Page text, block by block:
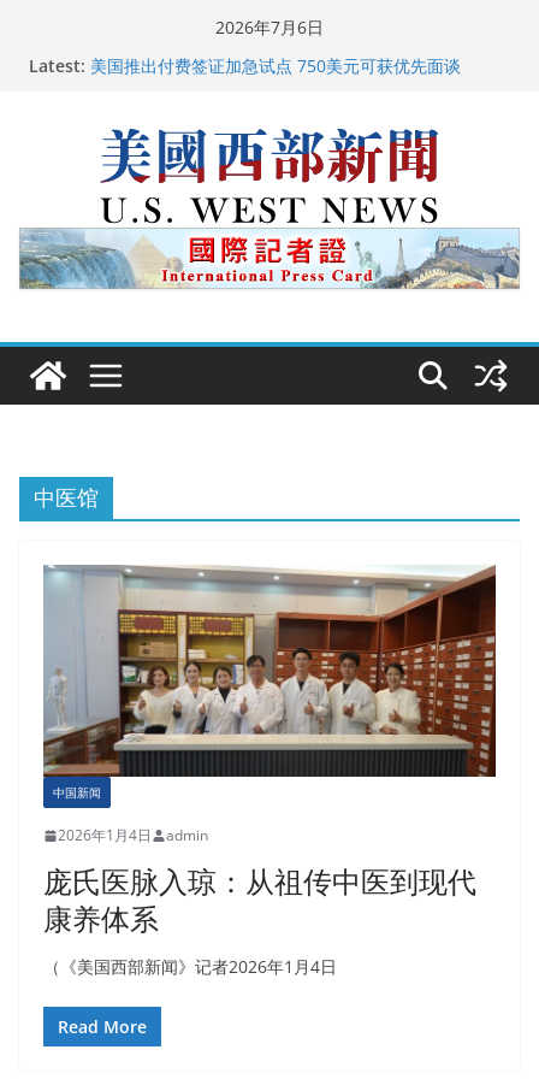
2026年7月6日
Latest: 美国推出付费签证加急试点 750美元可获优先面谈
美国最高法院维持“出生公民权” : 出生在美国就是美国
人！
中国驻美国大使谢锋邀请美国老教师罗纳德·萨科尔斯基
再次访华
广州市沉香协会会长周天明：让沉香有序走向世界
中医馆
中国新闻
2026年1月4日 admin
庞氏医脉入琼：从祖传中医到现代
康养体系
（《美国西部新闻》记者2026年1月4日
Read More